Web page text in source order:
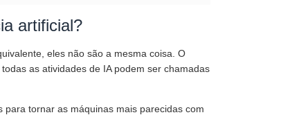
artificial?
eles não são a mesma coisa. O
as atividades de IA podem ser chamadas
tornar as máquinas mais parecidas com